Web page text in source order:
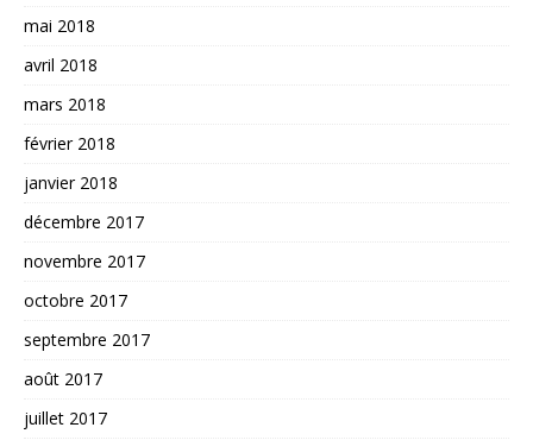
mai 2018
avril 2018
mars 2018
février 2018
janvier 2018
décembre 2017
novembre 2017
octobre 2017
septembre 2017
août 2017
juillet 2017